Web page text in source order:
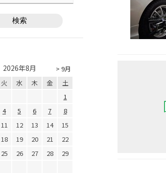
> 9月
2026年8月
火 水 木 金
土
1
4 5 6 7
8
11 12 13 14
15
18 19 20 21
22
25 26 27 28
29